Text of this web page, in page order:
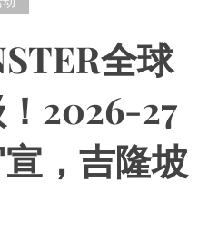
全球
2026-27
，吉隆坡